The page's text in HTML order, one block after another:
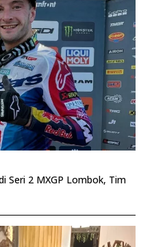
Seri 2 MXGP Lombok, Tim